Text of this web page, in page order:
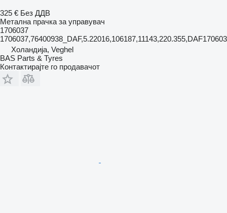
325 € Без ДДВ
Метална прачка за управувач
1706037
Холандија, Veghel
BAS Parts & Tyres
Контактирајте го продавачот